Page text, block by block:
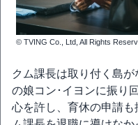
© TVING Co., Ltd, All Rights
クム課長は取り付く島
の娘コン･イヨンに振り
心を許し、育休の申請